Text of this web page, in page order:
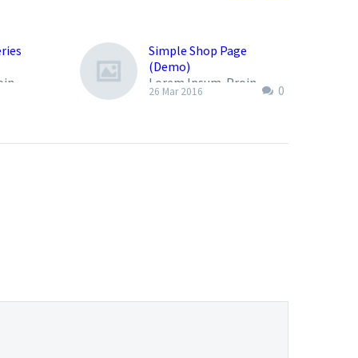
nisi elit
Simple Shop Page
(Demo)
Lorem Ipsum. Proin
gravida nibh vel velit
bibendum auctor, nisi elit
0
26 Mar 2016